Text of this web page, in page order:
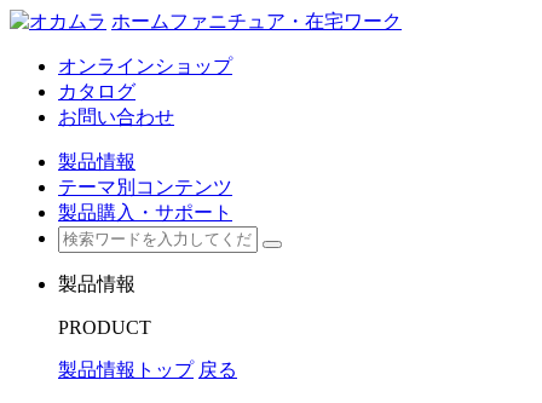
ホームファニチュア・在宅ワーク
オンラインショップ
カタログ
お問い合わせ
製品情報
テーマ別コンテンツ
製品購入・サポート
製品情報
PRODUCT
製品情報トップ 戻る